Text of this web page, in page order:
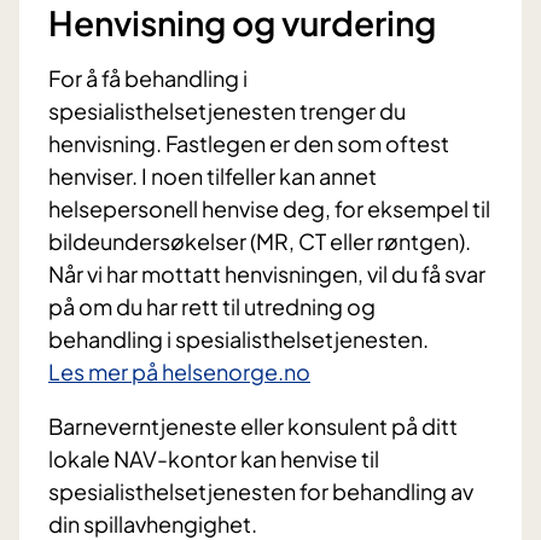
Henvisning og vurdering
For å få behandling i
spesialisthelsetjenesten trenger du
henvisning. Fastlegen er den som oftest
henviser. I noen tilfeller kan annet
helsepersonell henvise deg, for eksempel til
bildeundersøkelser (MR, CT eller røntgen).
Når vi har mottatt henvisningen, vil du få svar
på om du har rett til utredning og
behandling i spesialisthelsetjenesten.
Les mer på helsenorge.no
Barneverntjeneste eller konsulent på ditt
lokale NAV-kontor kan henvise til
spesialisthelsetjenesten for behandling av
din spillavhengighet.